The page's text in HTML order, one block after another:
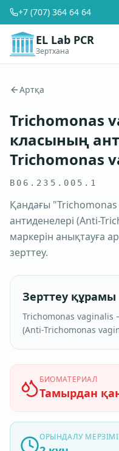
+7 (707) 364 64 64
EL Lab PCR
Зертхана
Артқа
Trichomonas
класының
Trichomonas
B06.235.005.1
Қандағы
антиденелері (Аnti-
маркерін анықтауға
зерттеу.
Зерттеу құрамы
Trichomonas vaginalis
(Аnti-Trichomonas
БИОМАТЕРИАЛ
Тамырдан
ОРЫНДАЛУ МЕРЗІМІ